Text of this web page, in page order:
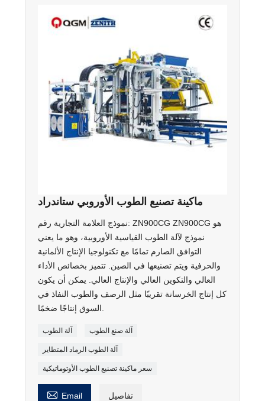
ماكينة تصنيع الطوب الأوروبي ستاندراد
نموذج العلامة التجارية رقم: ZN900CG ZN900CG هو
نموذج لآلة الطوب القياسية الأوروبية، وهو ما يعني
التوافق الصارم تمامًا مع تكنولوجيا الإنتاج الألمانية
والحرفية ويتم تصنيعها في الصين. تتميز بخصائص الأداء
العالي والتكوين العالي والإنتاج العالي. يمكن أن يكون
كل إنتاج الخرسانة تقريبًا مثل الرصف والطوب النفاذ في
آلة الطوب آلة صنع الطوب
آلة الطوب الرماد المتطاير
سعر ماكينة تصنيع الطوب الأوتوماتيكية
 Email تفاصيل